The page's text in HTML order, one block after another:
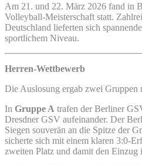
Am 21. und 22. März 2026 fand in
Volleyball-Meisterschaft statt.
Deutschland lieferten sich
sportlichem Niveau.
Herren-Wettbewerb
Die Auslosung ergab zwei Gruppen
In Gruppe A trafen der Berliner
Dresdner GSV aufeinander. Der
Siegen souverän an die Spitze der
sicherte sich mit einem klaren 3:0-
zweiten Platz und damit den Einzug